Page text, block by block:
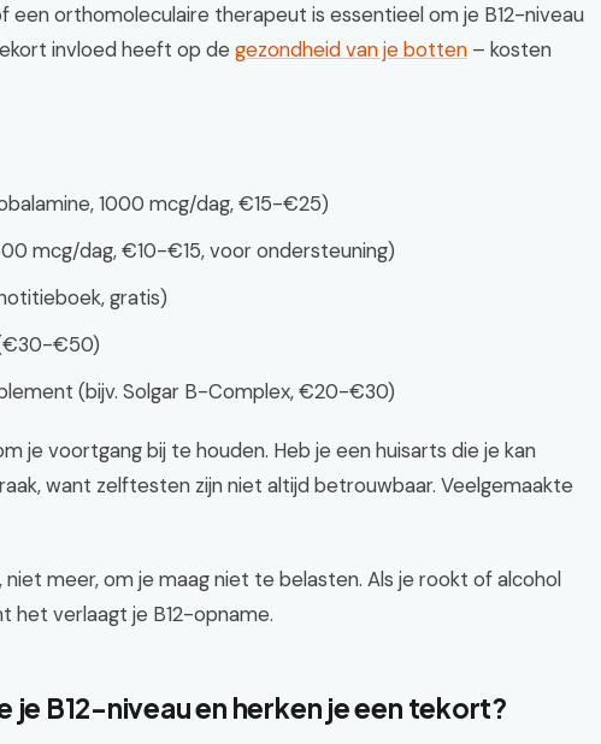
een orthomoleculaire therapeut is essentieel om je B12-niveau
invloed heeft op de gezondheid van je botten – kosten
1000 mcg/dag, €15-€25)
mcg/dag, €10-€15, voor ondersteuning)
gratis)
€50)
(bijv. Solgar B-Complex, €20-€30)
je voortgang bij te houden. Heb je een huisarts die je kan
want zelftesten zijn niet altijd betrouwbaar. Veelgemaakte
meer, om je maag niet te belasten. Als je rookt of alcohol
het verlaagt je B12-opname.
je B12-niveau en herken je een tekort?